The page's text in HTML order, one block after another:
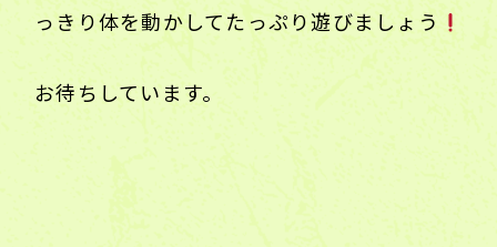
っきり体を動かしてたっぷり遊びましょう
お待ちしています。